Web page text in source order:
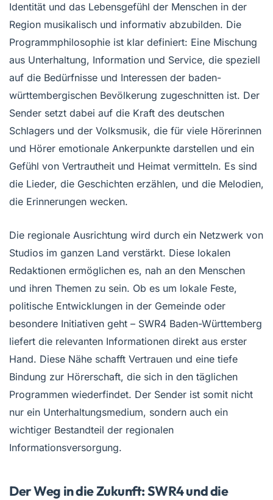
Identität und das Lebensgefühl der Menschen in der
Region musikalisch und informativ abzubilden. Die
Programmphilosophie ist klar definiert: Eine Mischung
aus Unterhaltung, Information und Service, die speziell
auf die Bedürfnisse und Interessen der baden-
württembergischen Bevölkerung zugeschnitten ist. Der
Sender setzt dabei auf die Kraft des deutschen
Schlagers und der Volksmusik, die für viele Hörerinnen
und Hörer emotionale Ankerpunkte darstellen und ein
Gefühl von Vertrautheit und Heimat vermitteln. Es sind
die Lieder, die Geschichten erzählen, und die Melodien,
die Erinnerungen wecken.
Die regionale Ausrichtung wird durch ein Netzwerk von
Studios im ganzen Land verstärkt. Diese lokalen
Redaktionen ermöglichen es, nah an den Menschen
und ihren Themen zu sein. Ob es um lokale Feste,
politische Entwicklungen in der Gemeinde oder
besondere Initiativen geht – SWR4 Baden-Württemberg
liefert die relevanten Informationen direkt aus erster
Hand. Diese Nähe schafft Vertrauen und eine tiefe
Bindung zur Hörerschaft, die sich in den täglichen
Programmen wiederfindet. Der Sender ist somit nicht
nur ein Unterhaltungsmedium, sondern auch ein
wichtiger Bestandteil der regionalen
Informationsversorgung.
Der Weg in die Zukunft: SWR4 und die